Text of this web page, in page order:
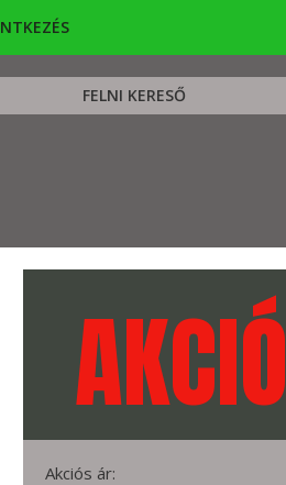
FELNI KERESŐ
AKCIÓ
Akciós ár: